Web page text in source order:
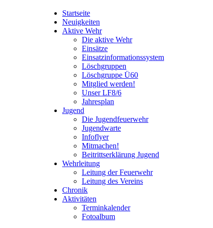
Startseite
Neuigkeiten
Aktive Wehr
Die aktive Wehr
Einsätze
Einsatzinformationssystem
Löschgruppen
Löschgruppe Ü60
Mitglied werden!
Unser LF8/6
Jahresplan
Jugend
Die Jugendfeuerwehr
Jugendwarte
Infoflyer
Mitmachen!
Beitrittserklärung Jugend
Wehrleitung
Leitung der Feuerwehr
Leitung des Vereins
Chronik
Aktivitäten
Terminkalender
Fotoalbum